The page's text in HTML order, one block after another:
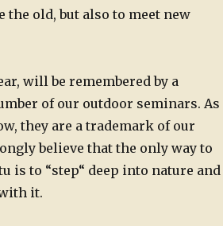
the old, but also to meet new
will be remembered by a
of our outdoor seminars. As
they are a trademark of our
believe that the only way to
is to “step“ deep into nature and
it.